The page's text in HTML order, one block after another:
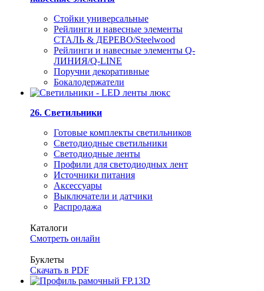
Стойки универсальные
Рейлинги и навесные элементы
СТАЛЬ & ДЕРЕВО/Steelwood
Рейлинги и навесные элементы Q-
ЛИНИЯ/Q-LINE
Поручни декоративные
Бокалодержатели
26. Светильники
Готовые комплекты светильников
Светодиодные светильники
Светодиодные ленты
Профили для светодиодных лент
Источники питания
Аксессуары
Выключатели и датчики
Распродажа
Каталоги
Смотреть онлайн
Буклеты
Скачать в PDF